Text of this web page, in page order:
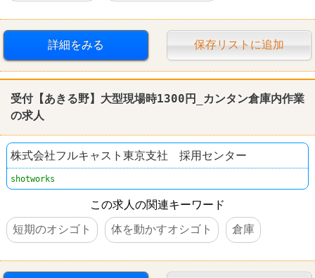
詳細をみる 保存リストに追加
受付【あきる野】大型現場時1300円_カンタン倉庫内作業
の求人
株式会社フルキャスト東京支社 採用センター
shotworks
この求人の関連キーワード
短期のオシゴト
体を動かすオシゴト 倉庫